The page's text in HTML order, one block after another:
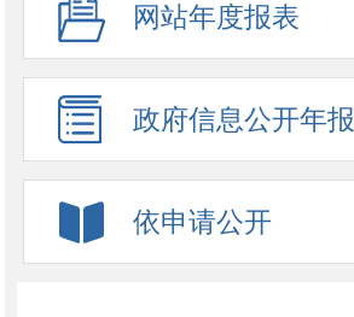
网站年度报表
政府信息公开年报
依申请公开